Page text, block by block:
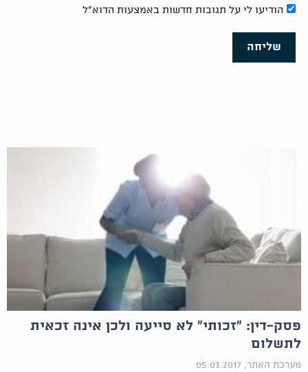
הודיעו לי על תגובות חדשות באמצעות הדוא"ל
שליחה
פסק-דין: "זכותי" לא סייעה ולכן אינה זכאית
לתשלום
מערכת האתר, 05.03.2017